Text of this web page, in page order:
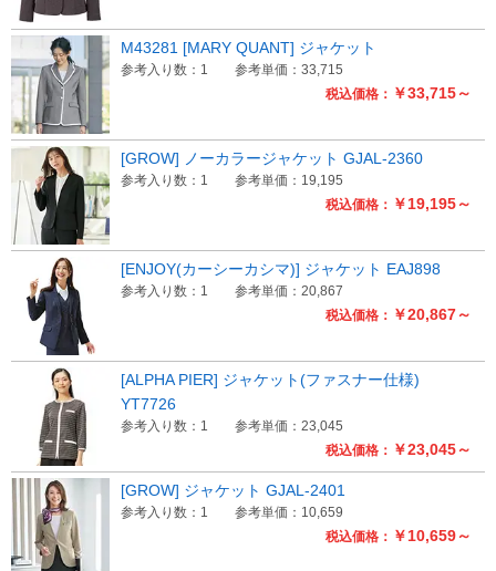
税込価格： ￥33,715～
M43281 [MARY QUANT] ジャケット
参考入り数：1 参考単価：33,715
税込価格： ￥19,195～
[GROW] ノーカラージャケット GJAL-2360
参考入り数：1 参考単価：19,195
税込価格： ￥20,867～
[ENJOY(カーシーカシマ)] ジャケット EAJ898
参考入り数：1 参考単価：20,867
税込価格： ￥23,045～
[ALPHA PIER] ジャケット(ファスナー仕様)
YT7726
参考入り数：1 参考単価：23,045
税込価格： ￥10,659～
[GROW] ジャケット GJAL-2401
参考入り数：1 参考単価：10,659